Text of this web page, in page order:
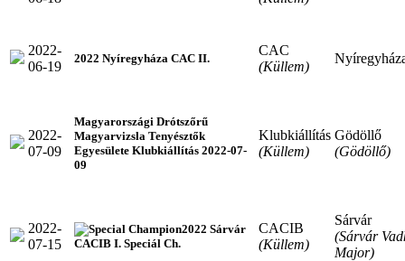
2022-
06-19
2022 Nyíregyháza CAC II.
CAC
(Küllem)
2022-
07-09
Magyarországi Drótszőrű
Magyarvizsla Tenyésztők
Egyesülete Klubkiállítás 2022-07-
09
Klubkiállítás
(Küllem)
Gödöllő
(Gödöllő)
2022-
07-15
2022 Sárvár
CACIB I. Speciál Ch.
CACIB
(Küllem)
Sárvár
(Sárvár
Major)